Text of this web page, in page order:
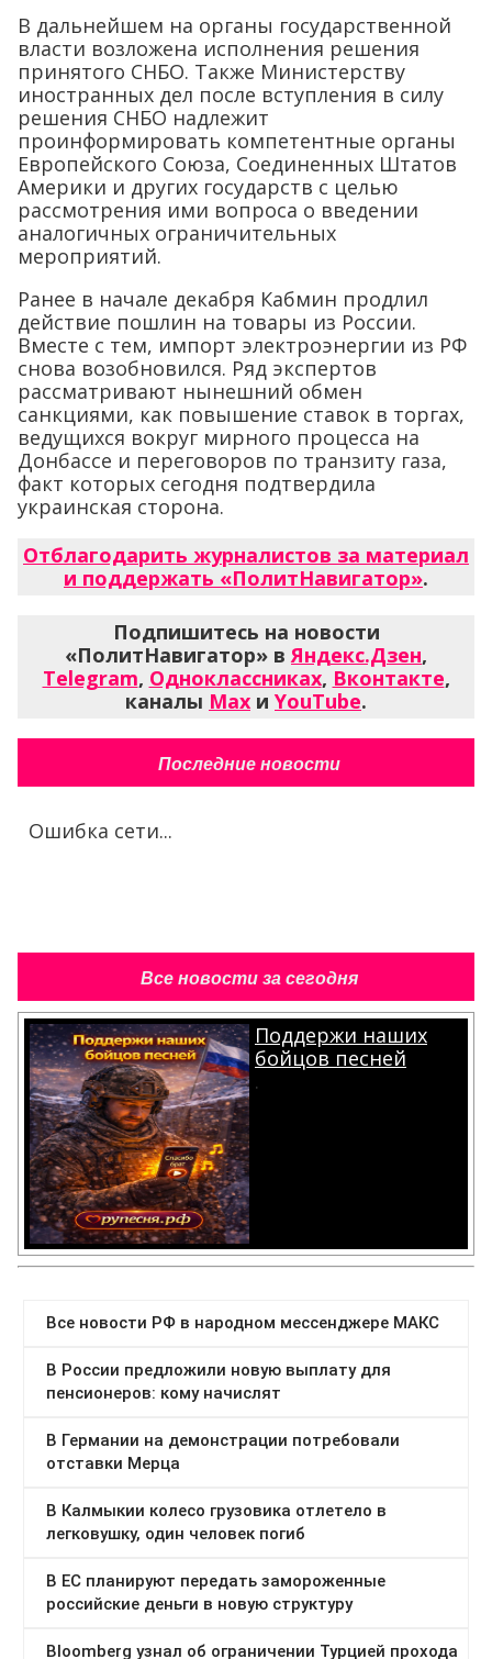
В дальнейшем на органы государственной
власти возложена исполнения решения
принятого СНБО. Также Министерству
иностранных дел после вступления в силу
решения СНБО надлежит
проинформировать компетентные органы
Европейского Союза, Соединенных Штатов
Америки и других государств с целью
рассмотрения ими вопроса о введении
аналогичных ограничительных
мероприятий.
Ранее в начале декабря Кабмин продлил
действие пошлин на товары из России.
Вместе с тем, импорт электроэнергии из РФ
снова возобновился. Ряд экспертов
рассматривают нынешний обмен
санкциями, как повышение ставок в торгах,
ведущихся вокруг мирного процесса на
Донбассе и переговоров по транзиту газа,
факт которых сегодня подтвердила
украинская сторона.
Отблагодарить журналистов за материал
и поддержать «ПолитНавигатор».
Подпишитесь на новости
«ПолитНавигатор» в Яндекс.Дзен,
Telegram, Одноклассниках, Вконтакте,
каналы Max и YouTube.
Последние новости
Ошибка сети...
Все новости за сегодня
Поддержи наших
бойцов песней
.